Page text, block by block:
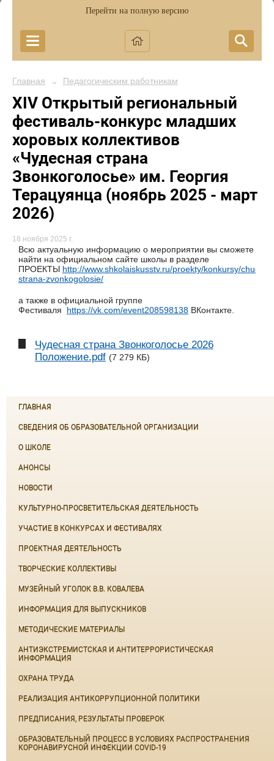
Перейти на полную версию
Главная → Педагогическим работникам
XIV Открытый региональный
фестиваль-конкурс младших
хоровых коллективов
«Чудесная страна
Звонкоголосье» им. Георгия
Терацуянца (ноябрь 2025 - март
2026)
18 ноября 2025 г.
Всю актуальную информацию о мероприятии вы сможете
найти на официальном сайте школы в разделе
ПРОЕКТЫ http://www.shkolaiskusstv.ru/proekty/konkursy/
strana-zvonkogolosie/
а также в официальной группе
Фестиваля https://vk.com/event208598138 ВКонтакте.
Чудесная страна Звонкоголосье 2026
Положение.pdf (7 279 КБ)
ГЛАВНАЯ
СВЕДЕНИЯ ОБ ОБРАЗОВАТЕЛЬНОЙ ОРГАНИЗАЦИИ
О ШКОЛЕ
АНОНСЫ
НОВОСТИ
КУЛЬТУРНО-ПРОСВЕТИТЕЛЬСКАЯ ДЕЯТЕЛЬНОСТЬ
УЧАСТИЕ В КОНКУРСАХ И ФЕСТИВАЛЯХ
ПРОЕКТНАЯ ДЕЯТЕЛЬНОСТЬ
ТВОРЧЕСКИЕ КОЛЛЕКТИВЫ
МУЗЕЙНЫЙ УГОЛОК В.В. КОВАЛЕВА
ИНФОРМАЦИЯ ДЛЯ ВЫПУСКНИКОВ
МЕТОДИЧЕСКИЕ МАТЕРИАЛЫ
АНТИЭКСТРЕМИСТСКАЯ И АНТИТЕРРОРИСТИЧЕСКАЯ
ИНФОРМАЦИЯ
ОХРАНА ТРУДА
РЕАЛИЗАЦИЯ АНТИКОРРУПЦИОННОЙ ПОЛИТИКИ
ПРЕДПИСАНИЯ, РЕЗУЛЬТАТЫ ПРОВЕРОК
ОБРАЗОВАТЕЛЬНЫЙ ПРОЦЕСС В УСЛОВИЯХ РАСПРОСТРАНЕНИЯ
КОРОНАВИРУСНОЙ ИНФЕКЦИИ COVID-19